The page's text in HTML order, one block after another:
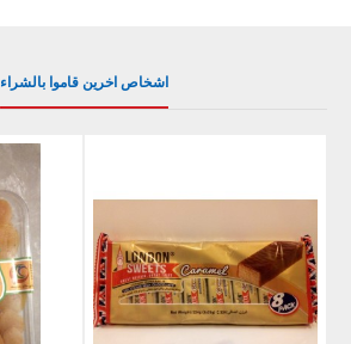
اشخاص اخرين قاموا بالشراء